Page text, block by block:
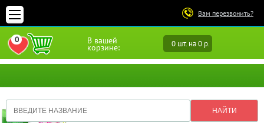
Вам перезвонить?
В вашей
корзине: 0 шт. на 0 р.
0
ПЕРЕЙТИ В ИЗБРАННОЕ